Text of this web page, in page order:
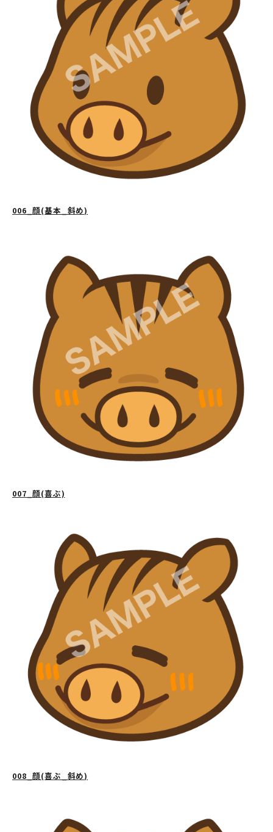
006_顔(基本_斜め)
007_顔(喜ぶ)
008_顔(喜ぶ_斜め)